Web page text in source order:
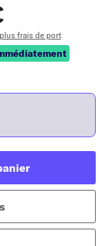
plus frais de port